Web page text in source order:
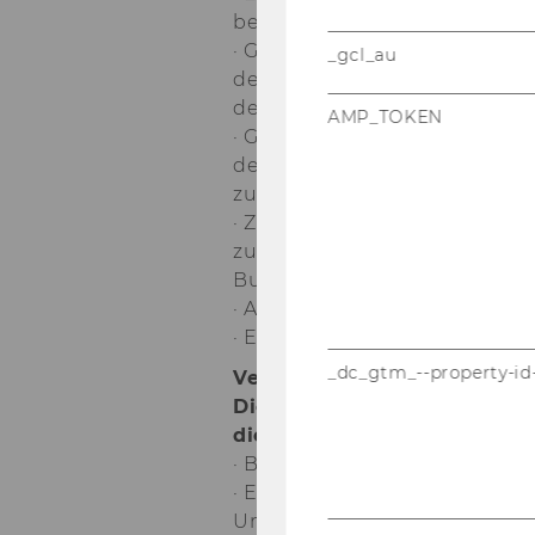
be­stä­ti­gun­gen
· Ge­neh­mi­gung des
den Sach­mit­teln
der Ein­heit
· Ge­neh­mi­gung von
dem dafür
zu­ge­wie­se­nen Bud­get
· Zu­wei­sung von
zu­ge­wie­se­nen
Bud­get
· Aus­stel­len von
· Ein­ver­nehm­li­che Lö­sung
Dienstvorge-​setzte/
die­ser/die­sem zu tref­fen
· Bewerberinnen-​/
· Ein­stel­lungs­ent­schei­dung
Univ.Prof. Dipl.-Ing. Dr.techn.
_gcl_au
AMP_TOKEN
_dc_gtm_--property-